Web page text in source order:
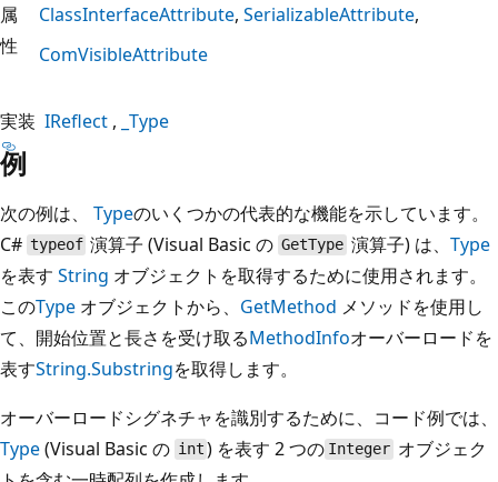
属
性
ClassInterfaceAttribute SerializableAttribute
ComVisibleAttribute
実装 IReflect _Type
例
次の例は、 Typeのいくつかの代表的な機能を示しています。
C# typeof 演算子 (Visual Basic の GetType 演算子) は、 Type
を表す String オブジェクトを取得するために使用されます。
このType オブジェクトから、 GetMethod メソッドを使用し
て、開始位置と長さを受け取るMethodInfoオーバーロードを
表すString.Substringを取得します。
オーバーロードシグネチャを識別するために、コード例では、
Type(Visual Basic の int ) を表す 2 つの Integer オブジェク